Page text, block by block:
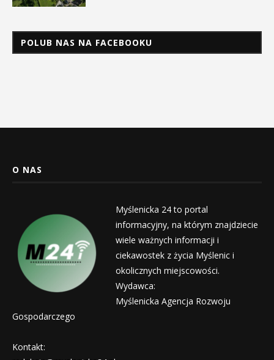
POLUB NAS NA FACEBOOKU
O NAS
Myślenicka 24 to portal
informacyjny, na którym znajdziecie
wiele ważnych informacji i
ciekawostek z życia Myślenic i
okolicznych miejscowości.
Wydawca:
Myślenicka Agencja Rozwoju
Gospodarczego
Kontakt: